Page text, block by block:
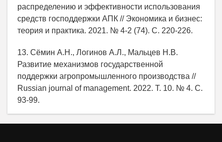
распределению и эффективности использования
средств господдержки АПК // Экономика и бизнес:
теория и практика. 2021. № 4-2 (74). С. 220-226.
13. Сёмин А.Н., Логинов А.Л., Мальцев Н.В.
Развитие механизмов государственной
поддержки агропромышленного производства //
Russian journal of management. 2022. Т. 10. № 4. С.
93-99.